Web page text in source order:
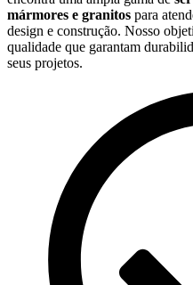
mármores e granitos para
design e construção. Nosso
qualidade que garantam
seus projetos.